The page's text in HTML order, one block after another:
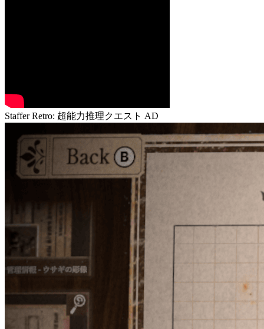
Staffer Retro: 超能力推理クエスト AD